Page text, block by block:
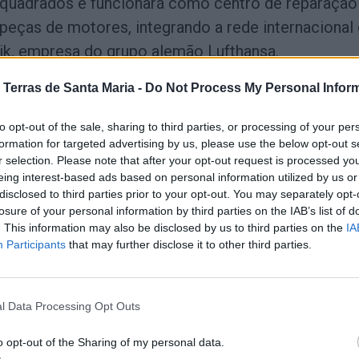
Terras de Santa Maria - Do Not Process My Personal
opt-out of the sale, sharing to third parties, or processing of your
for targeted advertising by us, please use the below opt-out
selection. Please note that after your opt-out request is processed
interest-based ads based on personal information utilized by us
to third parties prior to your opt-out. You may separately
of your personal information by third parties on the IAB’s list of
This information may also be disclosed by us to third parties on the
Participants that may further disclose it to other third parties.
Data Processing Opt Outs
opt-out of the Sharing of my personal data.
de motores, integrando a rede internacional
empresa do grupo alemão Lufthansa.
sido apontado como estratégico para a
Norte como polo industrial ligado à
de precisão.
da primeira pedra assinala o arranque
unidade, depois de meses de preparação do
estruturação da operação local.
reforça presença em
disputa TAP
em Santa Maria da Feira acontece em